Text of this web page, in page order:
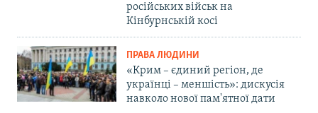
російських військ на
Кінбурнській косі
ПРАВА ЛЮДИНИ
«Крим – єдиний регіон, де
українці – меншість»: дискусія
навколо нової пам'ятної дати